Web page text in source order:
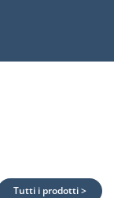
Tutti i prodotti >